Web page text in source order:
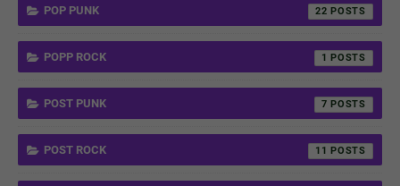
POP PUNK 22
POPP ROCK 1
POST PUNK 7
POST ROCK 11